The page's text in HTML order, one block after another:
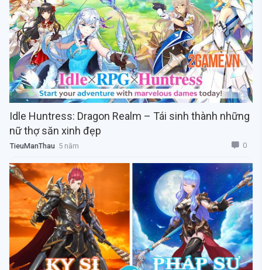
Idle Huntress: Dragon Realm – Tái sinh thành những
nữ thợ săn xinh đẹp
TieuManThau 5 năm 0